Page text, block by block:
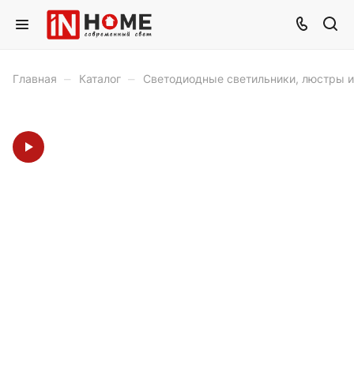
Главная – Каталог – Светодиодные светильники, люстры